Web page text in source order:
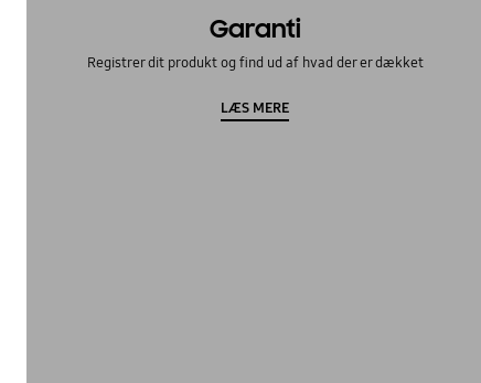
Garanti
Registrer dit produkt og find ud af hvad der er dækket
LÆS MERE